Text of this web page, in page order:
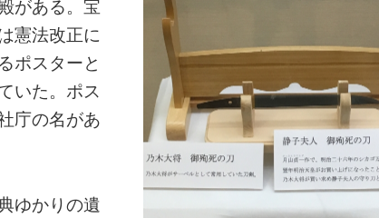
がある。宝
憲法改正に
ポスターと
いた。ポス
庁の名があ
ゆかりの遺